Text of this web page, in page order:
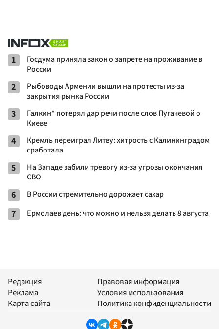
1
Госдума приняла закон о запрете на проживание в
России
2
Рыбоводы Армении вышли на протесты из-за
закрытия рынка России
3
Галкин* потерял дар речи после слов Пугачевой о
Киеве
4
Кремль переиграл Литву: хитрость с Калининградом
сработала
5
На Западе забили тревогу из-за угрозы окончания
СВО
6 В России стремительно дорожает сахар
7 Ермолаев день: что можно и нельзя делать 8 августа
Редакция
Реклама
Карта сайта
Правовая информация
Условия использования
Политика конфиденциальности